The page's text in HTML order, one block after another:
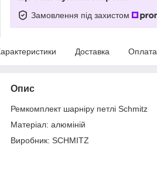
Замовлення під захистом
Доставка Оплата
Опис
Ремкомплект шарніру петлі Schmitz
Матеріал: алюміній
Виробник: SCHMITZ